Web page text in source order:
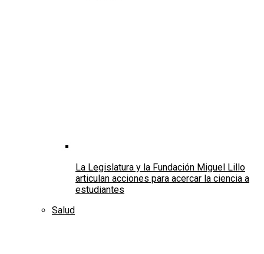
La Legislatura y la Fundación Miguel Lillo
articulan acciones para acercar la ciencia a
estudiantes
Salud